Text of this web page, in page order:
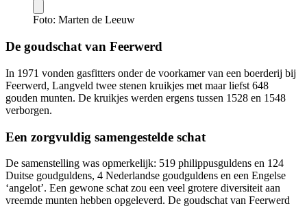
Foto: Marten de Leeuw
De goudschat van Feerwerd
In 1971 vonden gasfitters onder de voorkamer van een boerderij bij
Feerwerd, Langveld twee stenen kruikjes met maar liefst 648
gouden munten. De kruikjes werden ergens tussen 1528 en 1548
verborgen.
Een zorgvuldig samengestelde schat
De samenstelling was opmerkelijk: 519 philippusguldens en 124
Duitse goudguldens, 4 Nederlandse goudguldens en een Engelse
‘angelot’. Een gewone schat zou een veel grotere diversiteit aan
vreemde munten hebben opgeleverd. De goudschat van Feerwerd